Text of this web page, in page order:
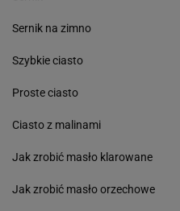
Sernik na zimno
Szybkie ciasto
Proste ciasto
Ciasto z malinami
Jak zrobić masło klarowane
Jak zrobić masło orzechowe